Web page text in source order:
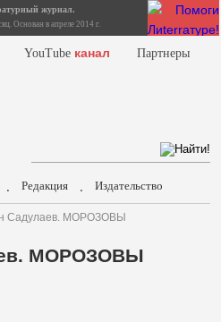
журнал.
Основан в апреле 2014 г.
YouTube канал Партнеры
. Редакция . Издательство
Садулаев. МОРОЗОВЫ
МОРОЗОВЫ